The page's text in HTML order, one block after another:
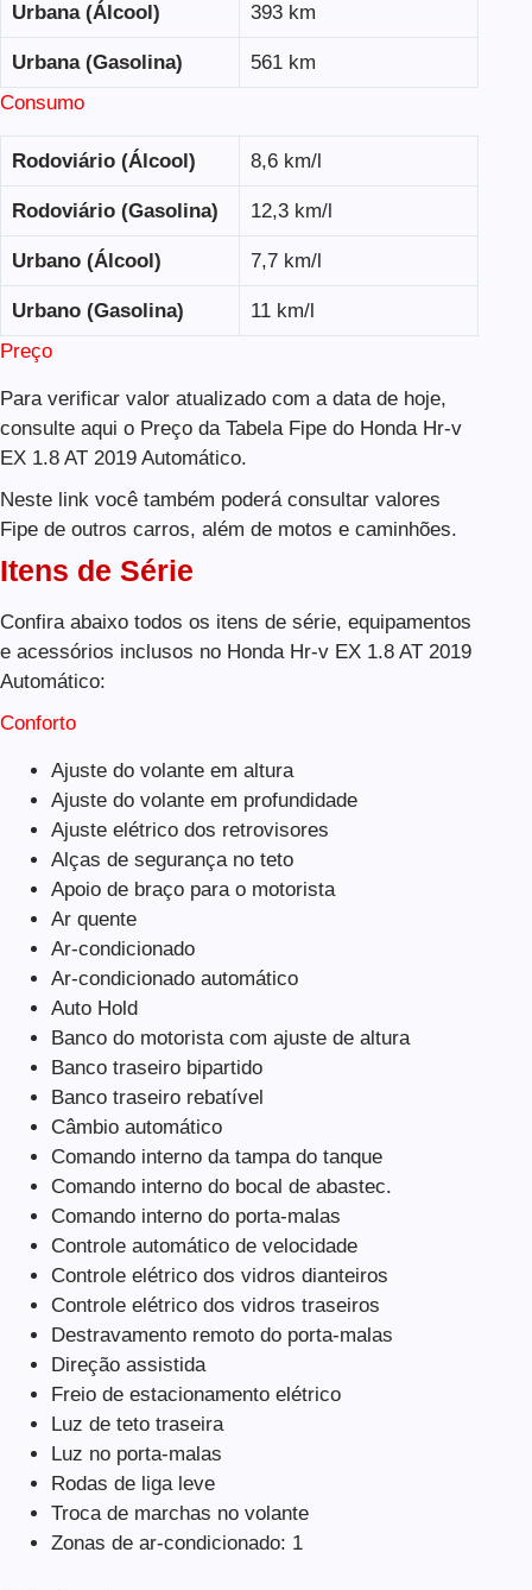
Urbana (Álcool) 393 km
Urbana (Gasolina)
561 km
Consumo
Rodoviário (Álcool) 8,6 km/l
Rodoviário (Gasolina) 12,3 km/l
Urbano (Álcool) 7,7 km/l
Urbano (Gasolina)
11 km/l
Preço
Para verificar valor atualizado com a data de hoje,
consulte aqui o Preço da Tabela Fipe do Honda Hr-v
EX 1.8 AT 2019 Automático.
Neste link você também poderá consultar valores
Fipe de outros carros, além de motos e caminhões.
Itens de Série
Confira abaixo todos os itens de série, equipamentos
e acessórios inclusos no Honda Hr-v EX 1.8 AT 2019
Automático:
Conforto
Ajuste do volante em altura
Ajuste do volante em profundidade
Ajuste elétrico dos retrovisores
Alças de segurança no teto
Apoio de braço para o motorista
Ar quente
Ar-condicionado
Ar-condicionado automático
Auto Hold
Banco do motorista com ajuste de altura
Banco traseiro bipartido
Banco traseiro rebatível
Câmbio automático
Comando interno da tampa do tanque
Comando interno do bocal de abastec.
Comando interno do porta-malas
Controle automático de velocidade
Controle elétrico dos vidros dianteiros
Controle elétrico dos vidros traseiros
Destravamento remoto do porta-malas
Direção assistida
Freio de estacionamento elétrico
Luz de teto traseira
Luz no porta-malas
Rodas de liga leve
Troca de marchas no volante
Zonas de ar-condicionado: 1